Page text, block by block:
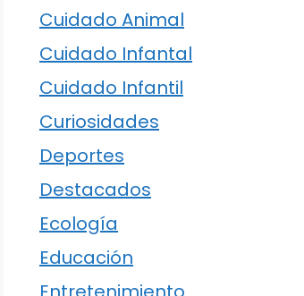
Cuidado Animal
Cuidado Infantal
Cuidado Infantil
Curiosidades
Deportes
Destacados
Ecología
Educación